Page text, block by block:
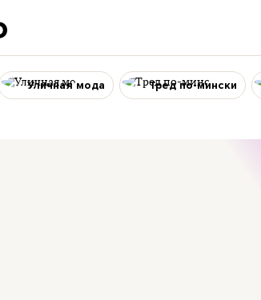
Уличная мода Тред по-мински